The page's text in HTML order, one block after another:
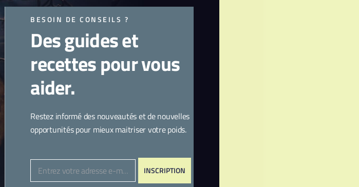
de
ou en gratin,
une
en tranches
en poudre et
de
balsamique et
de la courge
BESOIN DE CONSEILS ?
Des guides et
recettes pour vous
aider.
Restez informé des nouveautés et de nouvelles
opportunités pour mieux maitriser votre poids.
Email Entrez votre adresse e-mail INSCRIPTION